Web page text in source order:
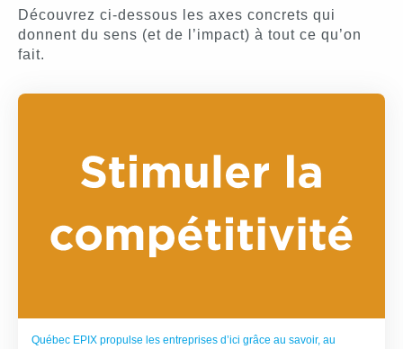
Découvrez ci-dessous les axes concrets qui
donnent du sens (et de l’impact) à tout ce qu’on
fait.
Québec EPIX propulse les entreprises d’ici grâce au savoir, au